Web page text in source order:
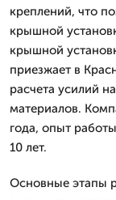
креплений, что
крышной
крышной
приезжает в
расчета усилий
материалов.
года, опыт
10 лет.
Основные этапы